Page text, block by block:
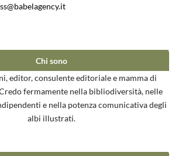
Chi sono
editor, consulente editoriale e mamma di
Credo fermamente nella bibliodiversità, nelle
e nella potenza comunicativa degli
albi illustrati.